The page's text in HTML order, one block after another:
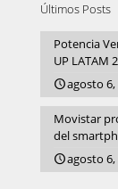
Últimos Posts
Potencia
UP LATAM
agosto 6,
Movistar
del
agosto 6,